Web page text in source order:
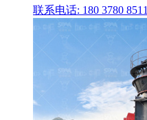
联系电话: 180 3780 8511